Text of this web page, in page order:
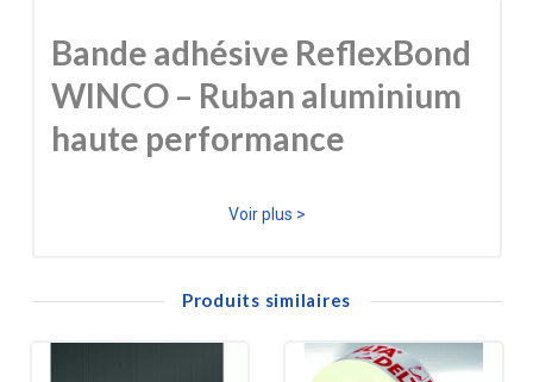
Bande adhésive ReflexBond
WINCO – Ruban aluminium
haute performance
bande adhésive ReflexBond WINCO
dans toutes les conditions climatiques. Grâce à sa
composition enaluminium renforcéet son adhésif
haute performance, elle assure une parfaite fixation
Voir plus >
Produits similaires